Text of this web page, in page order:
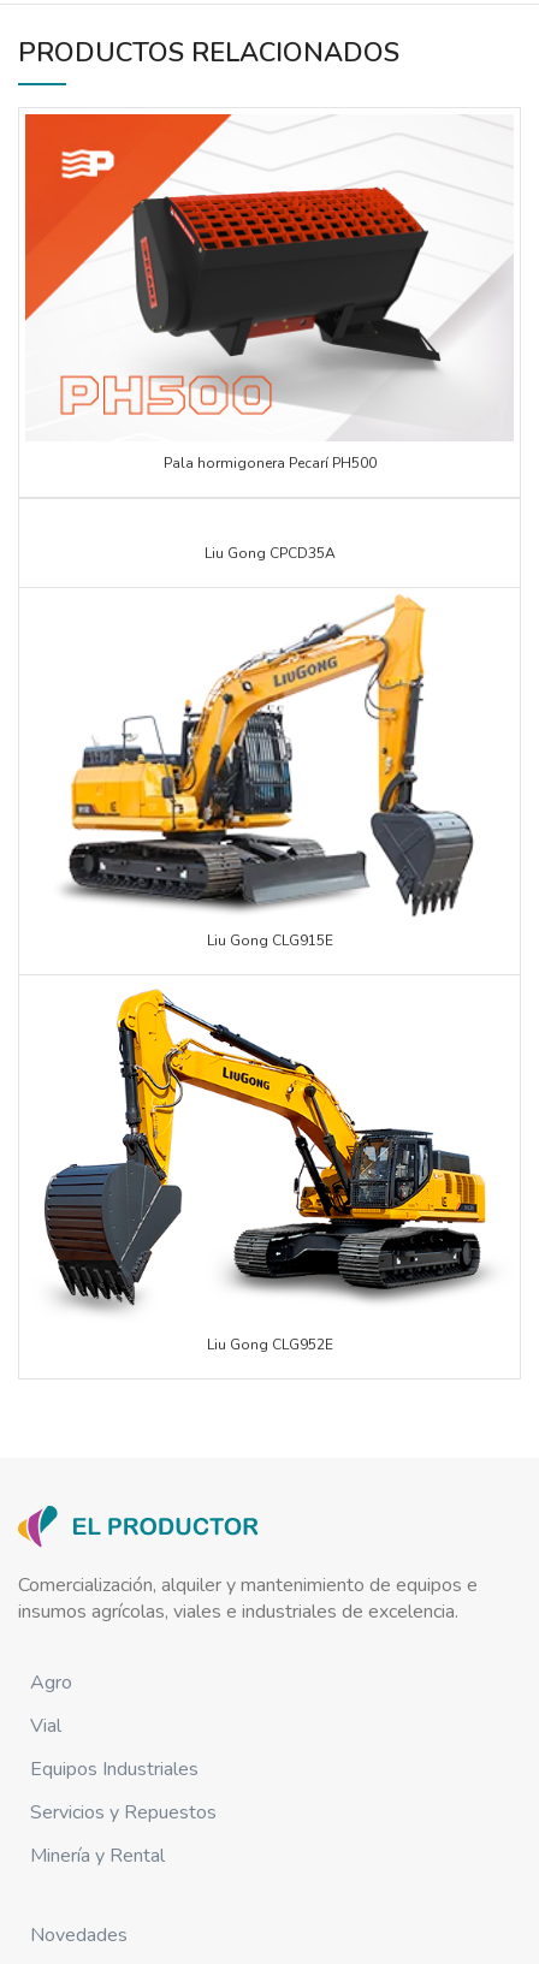
PRODUCTOS RELACIONADOS
Pala hormigonera Pecarí PH500
Liu Gong CPCD35A
Liu Gong CLG915E
Liu Gong CLG952E
Comercialización, alquiler y mantenimiento de equipos e
insumos agrícolas, viales e industriales de excelencia.
Agro
Vial
Equipos Industriales
Servicios y Repuestos
Minería y Rental
Novedades